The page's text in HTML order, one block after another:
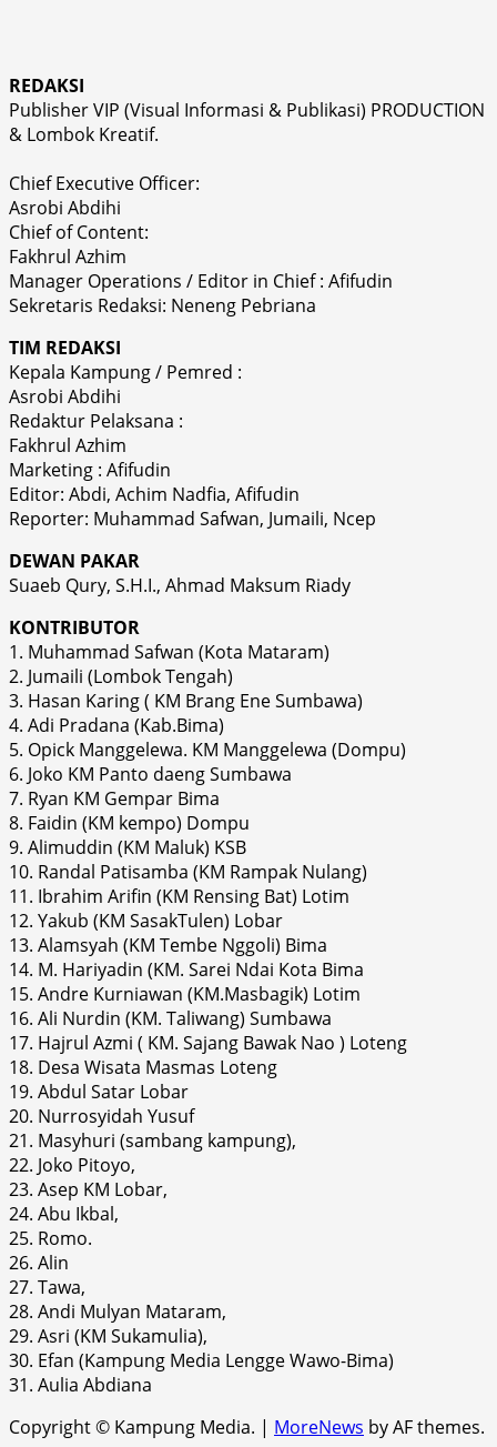
REDAKSI
Publisher VIP (Visual Informasi & Publikasi) PRODUCTION
& Lombok Kreatif.
Chief Executive Officer:
Asrobi Abdihi
Chief of Content:
Fakhrul Azhim
Manager Operations / Editor in Chief : Afifudin
Sekretaris Redaksi: Neneng Pebriana
TIM REDAKSI
Kepala Kampung / Pemred :
Asrobi Abdihi
Redaktur Pelaksana :
Fakhrul Azhim
Marketing : Afifudin
Editor: Abdi, Achim Nadfia, Afifudin
Reporter: Muhammad Safwan, Jumaili, Ncep
DEWAN PAKAR
Suaeb Qury, S.H.I., Ahmad Maksum Riady
KONTRIBUTOR
1. Muhammad Safwan (Kota Mataram)
2. Jumaili (Lombok Tengah)
3. Hasan Karing ( KM Brang Ene Sumbawa)
4. Adi Pradana (Kab.Bima)
5. Opick Manggelewa. KM Manggelewa (Dompu)
6. Joko KM Panto daeng Sumbawa
7. Ryan KM Gempar Bima
8. Faidin (KM kempo) Dompu
9. Alimuddin (KM Maluk) KSB
10. Randal Patisamba (KM Rampak Nulang)
11. Ibrahim Arifin (KM Rensing Bat) Lotim
12. Yakub (KM SasakTulen) Lobar
13. Alamsyah (KM Tembe Nggoli) Bima
14. M. Hariyadin (KM. Sarei Ndai Kota Bima
15. Andre Kurniawan (KM.Masbagik) Lotim
16. Ali Nurdin (KM. Taliwang) Sumbawa
17. Hajrul Azmi ( KM. Sajang Bawak Nao ) Loteng
18. Desa Wisata Masmas Loteng
19. Abdul Satar Lobar
20. Nurrosyidah Yusuf
21. Masyhuri (sambang kampung),
22. Joko Pitoyo,
23. Asep KM Lobar,
24. Abu Ikbal,
25. Romo.
26. Alin
27. Tawa,
28. Andi Mulyan Mataram,
29. Asri (KM Sukamulia),
30. Efan (Kampung Media Lengge Wawo-Bima)
31. Aulia Abdiana
Copyright © Kampung Media. | MoreNews by AF themes.